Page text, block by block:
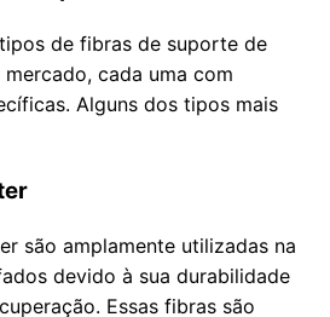
de fibras de suporte de
cada uma com
Alguns dos tipos mais
são amplamente utilizadas na
devido à sua durabilidade
Essas fibras são